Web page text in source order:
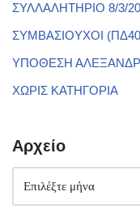
ΣΥΛΛΑΛΗΤΗΡΙΟ 8/3/
ΣΥΜΒΑΣΙΟΥΧΟΙ
ΥΠΟΘΕΣΗ
ΧΩΡΙΣ ΚΑΤΗΓΟΡΙΑ
Αρχείο